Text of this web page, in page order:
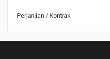
Perjanjian / Kontrak